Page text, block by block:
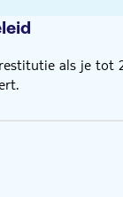
als je tot